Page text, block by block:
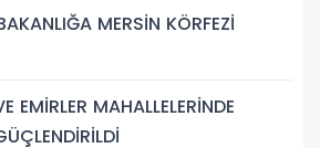
MERSİN KÖRFEZİ
EMİRLER MAHALLELERİNDE